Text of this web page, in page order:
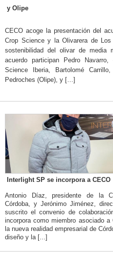
y Olipe
CECO acoge la presentación del
Crop Science y la Olivarera de
sostenibilidad del olivar de media
acuerdo participan Pedro
Science Iberia, Bartolomé
Pedroches (Olipe), y […]
Interlight SP se incorpora a CECO
Antonio Díaz, presidente de la
Córdoba, y Jerónimo Jiménez,
suscrito el convenio de
incorpora como miembro asociado
la nueva realidad empresarial de
diseño y la [...]